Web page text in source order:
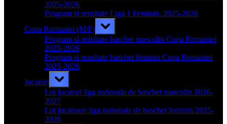
2025-2026
Program si rezultate Liga 1 Feminin, 2025-2026
Cupa Romaniei (M/F)
Toggle
sub-
menu
Program si rezultate baschet masculin Cupa Romaniei
2025-2026
Program si rezultate baschet feminin Cupa Romaniei
2025-2026
Jucatori
Toggle
sub-
menu
Lot jucatori liga nationala de baschet masculin 2026-
2027
Lot jucatoare liga nationala de baschet feminin 2025-
2026